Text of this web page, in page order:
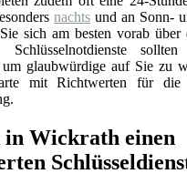
nachts und an Sonn-
sich am besten vorab
Schlüsselnotdienste
um glaubwürdige auf Sie zu
mit Richtwerten für
Wickrath einen